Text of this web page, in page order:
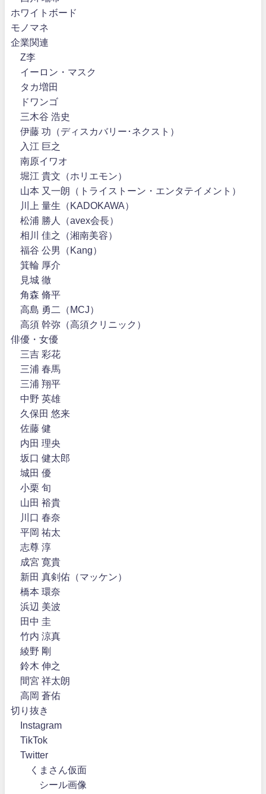
ホワイトボード
モノマネ
企業関連
Z李
イーロン・マスク
タカ増田
ドワンゴ
三木谷 浩史
伊藤 功（ディスカバリー･ネクスト）
入江 巨之
南原イワオ
堀江 貴文（ホリエモン）
山本 又一朗（トライストーン・エンタテイメント）
川上 量生（KADOKAWA）
松浦 勝人（avex会長）
相川 佳之（湘南美容）
福谷 公男（Kang）
箕輪 厚介
見城 徹
角森 脩平
高島 勇二（MCJ）
高須 幹弥（高須クリニック）
俳優・女優
三吉 彩花
三浦 春馬
三浦 翔平
中野 英雄
久保田 悠来
佐藤 健
内田 理央
坂口 健太郎
城田 優
小栗 旬
山田 裕貴
川口 春奈
平岡 祐太
志尊 淳
成宮 寛貴
新田 真剣佑（マッケン）
橋本 環奈
浜辺 美波
田中 圭
竹内 涼真
綾野 剛
鈴木 伸之
間宮 祥太朗
高岡 蒼佑
切り抜き
Instagram
TikTok
Twitter
くまさん仮面
シール画像